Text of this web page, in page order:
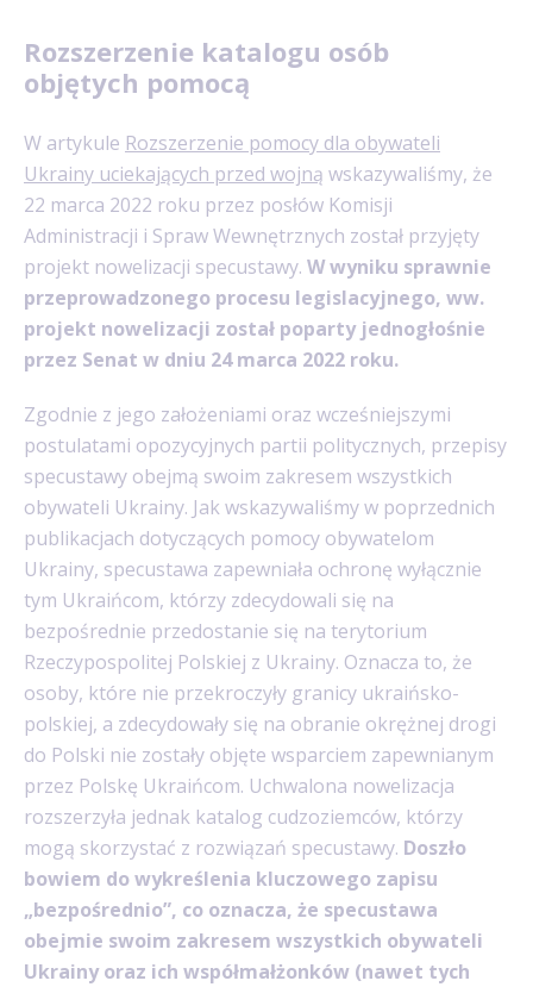
Rozszerzenie katalogu osób
objętych pomocą
W artykule Rozszerzenie pomocy dla obywateli
Ukrainy uciekających przed wojną wskazywaliśmy, że
22 marca 2022 roku przez posłów Komisji
Administracji i Spraw Wewnętrznych został przyjęty
projekt nowelizacji specustawy. W wyniku sprawnie
przeprowadzonego procesu legislacyjnego, ww.
projekt nowelizacji został poparty jednogłośnie
przez Senat w dniu 24 marca 2022 roku.
Zgodnie z jego założeniami oraz wcześniejszymi
postulatami opozycyjnych partii politycznych, przepisy
specustawy obejmą swoim zakresem wszystkich
obywateli Ukrainy. Jak wskazywaliśmy w poprzednich
publikacjach dotyczących pomocy obywatelom
Ukrainy, specustawa zapewniała ochronę wyłącznie
tym Ukraińcom, którzy zdecydowali się na
bezpośrednie przedostanie się na terytorium
Rzeczypospolitej Polskiej z Ukrainy. Oznacza to, że
osoby, które nie przekroczyły granicy ukraińsko-
polskiej, a zdecydowały się na obranie okrężnej drogi
do Polski nie zostały objęte wsparciem zapewnianym
przez Polskę Ukraińcom. Uchwalona nowelizacja
rozszerzyła jednak katalog cudzoziemców, którzy
mogą skorzystać z rozwiązań specustawy. Doszło
bowiem do wykreślenia kluczowego zapisu
„bezpośrednio”, co oznacza, że specustawa
obejmie swoim zakresem wszystkich obywateli
Ukrainy oraz ich współmałżonków (nawet tych